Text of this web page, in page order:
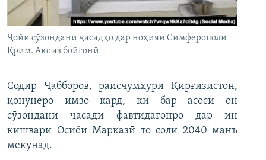
Ҷойи сӯзондани ҷасадҳо дар ноҳияи Симферополи
Қрим. Акс аз бойгонӣ
Содир Ҷабборов, раисҷумҳури Қирғизистон,
қонунеро имзо кард, ки бар асоси он
сӯзондани ҷасади фавтидагонро дар ин
кишвари Осиёи Марказӣ то соли 2040 манъ
мекунад.